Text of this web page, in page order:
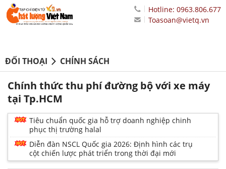
Hotline: 0963.806.677
Toasoan@vietq.vn
ĐỐI THOẠI CHÍNH SÁCH
Chính thức thu phí đường bộ với xe máy
tại Tp.HCM
Tiêu chuẩn quốc gia hỗ trợ doanh nghiệp chinh
phục thị trường halal
Diễn đàn NSCL Quốc gia 2026: Định hình các trụ
cột chiến lược phát triển trong thời đại mới